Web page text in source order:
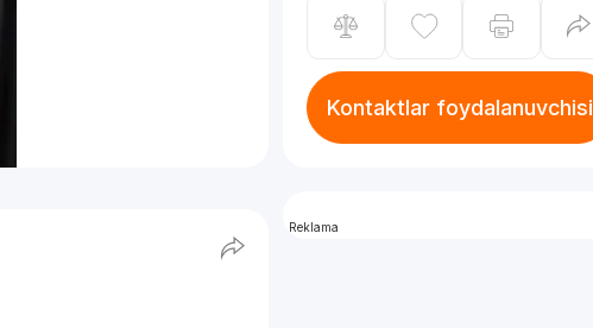
Kontaktlar foydalanuvchisi
Reklama